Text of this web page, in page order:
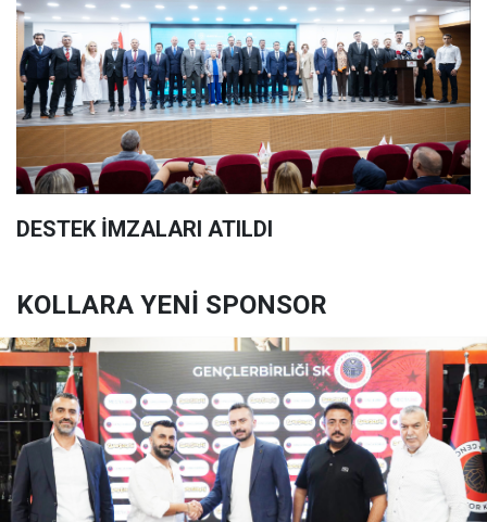
DESTEK İMZALARI ATILDI
KOLLARA YENİ SPONSOR